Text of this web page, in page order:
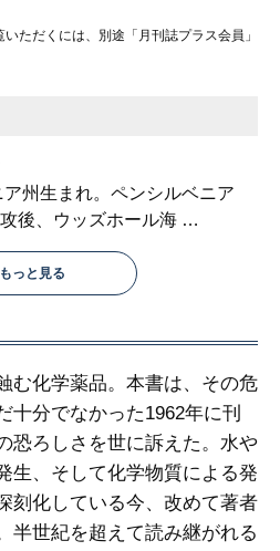
ただくには、別途「月刊誌プラス会員」
州生まれ。ペンシルベニア
後、ウッズホール海 …
もっと見る
む化学薬品。本書は、その危
十分でなかった1962年に刊
恐ろしさを世に訴えた。水や
生、そして化学物質による発
刻化している今、改めて著者
半世紀を超えて読み継がれる